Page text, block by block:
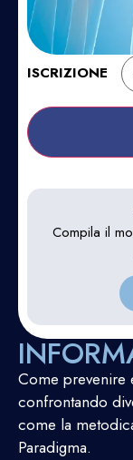
Come prevenire
confrontando
come la
Paradigma.
ISCRIZIONE
Compila il